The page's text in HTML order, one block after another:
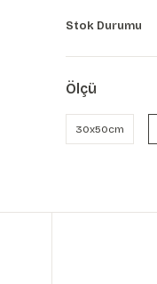
Stok Durumu
Ölçü
30x50cm